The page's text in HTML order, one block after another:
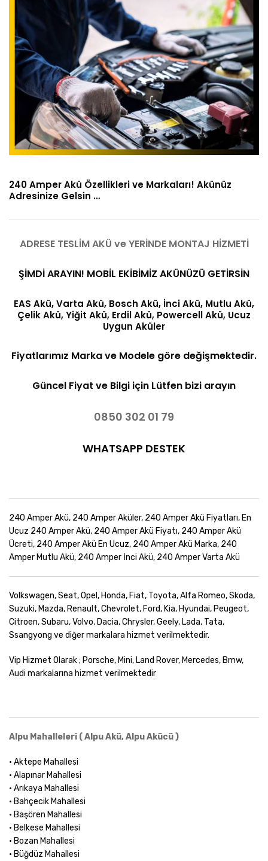
240 Amper Akü Özellikleri ve Markaları! Akünüz
Adresinize Gelsin …
ADRESE TESLİM AKÜ ve YERİNDE MONTAJ HİZMETİ
ŞİMDİ ARAYIN! MOBİL EKİBİMİZ AKÜNÜZÜ GETİRSİN
EAS Akü, Varta Akü, Bosch Akü, İnci Akü, Mutlu Akü,
Çelik Akü, Yiğit Akü, Erdil Akü, Powercell Akü, Ucuz
Uygun Aküler
Fiyatlarımız Marka ve Modele göre değişmektedir.
Güncel Fiyat ve Bilgi için Lütfen bizi arayın
0850 302 01 79
WHATSAPP DESTEK
240 Amper Akü, 240 Amper Aküler, 240 Amper Akü Fiyatları, En
Ucuz 240 Amper Akü, 240 Amper Akü Fiyatı, 240 Amper Akü
Ücreti, 240 Amper Akü En Ucuz, 240 Amper Akü Marka, 240
Amper Mutlu Akü, 240 Amper İnci Akü, 240 Amper Varta Akü
Volkswagen, Seat, Opel, Honda, Fiat, Toyota, Alfa Romeo, Skoda,
Suzuki, Mazda, Renault, Chevrolet, Ford, Kia, Hyundai, Peugeot,
Citroen, Subaru, Volvo, Dacia, Chrysler, Geely, Lada, Tata,
Ssangyong ve diğer markalara hizmet verilmektedir.
Vip Hizmet Olarak ; Porsche, Mini, Land Rover, Mercedes, Bmw,
Audi markalarına hizmet verilmektedir
Alpu Mahalleleri ( Alpu Akü, Alpu Akücü )
• Aktepe Mahallesi
• Alapınar Mahallesi
• Arıkaya Mahallesi
• Bahçecik Mahallesi
• Başören Mahallesi
• Belkese Mahallesi
• Bozan Mahallesi
• Büğdüz Mahallesi